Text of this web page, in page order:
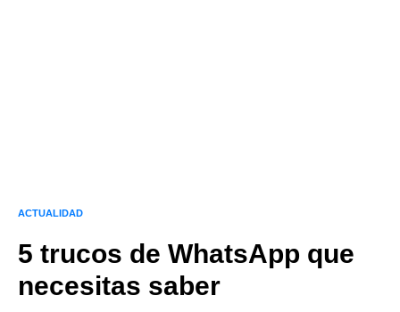
ACTUALIDAD
5 trucos de WhatsApp que
necesitas saber